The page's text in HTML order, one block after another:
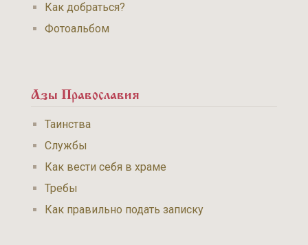
Как добраться?
Фотоальбом
Азы Православия
Таинства
Службы
Как вести себя в храме
Требы
Как правильно подать записку